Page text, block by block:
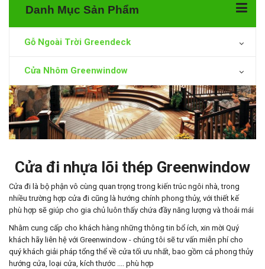
Danh Mục Sản Phẩm
Gỗ Ngoài Trời Greendeck
Cửa Nhôm Greenwindow
Cửa đi nhựa lõi thép Greenwindow
Cửa đi là bộ phận vô cùng quan trọng trong kiến trúc ngôi nhà, trong
nhiều trường hợp cửa đi cũng là hướng chính phong thủy, với thiết kế
phù hợp sẽ giúp cho gia chủ luôn thấy chứa đầy năng lượng và thoải mái
Nhằm cung cấp cho khách hàng những thông tin bổ ích, xin mời Quý
khách hãy liên hệ với Greenwindow - chúng tôi sẽ tư vấn miễn phí cho
quý khách giải pháp tổng thể về cửa tối ưu nhất, bao gồm cả phong thủy
hướng cửa, loại cửa, kích thước .... phù hợp